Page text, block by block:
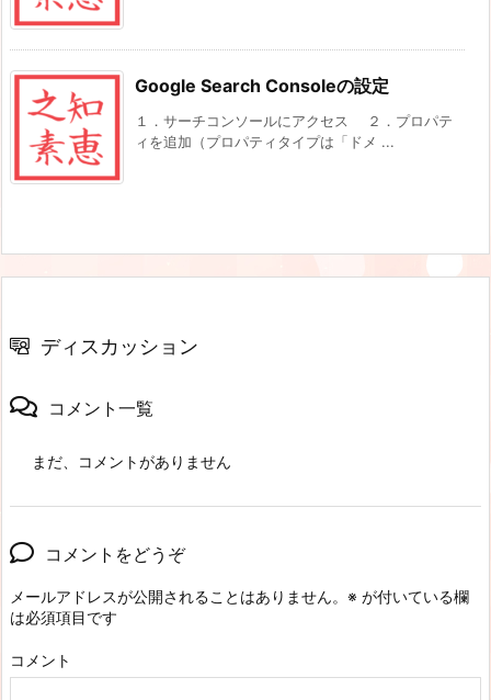
Google Search Consoleの設定
１．サーチコンソールにアクセス ２．プロパテ
ィを追加（プロパティタイプは「ドメ ...
ディスカッション
コメント一覧
まだ、コメントがありません
コメントをどうぞ
メールアドレスが公開されることはありません。 ※ が付いている欄
は必須項目です
コメント